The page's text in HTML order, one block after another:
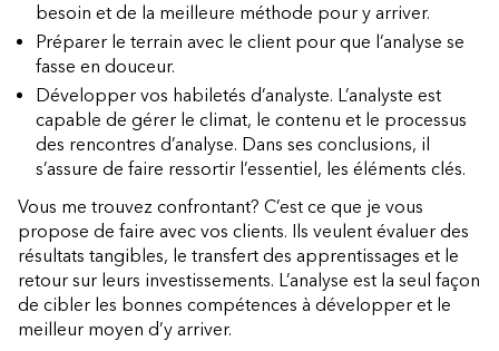
besoin et de la meilleure méthode pour y arriver.
Préparer le terrain avec le client pour que l’analyse se
fasse en douceur.
Développer vos habiletés d’analyste. L’analyste est
capable de gérer le climat, le contenu et le processus
des rencontres d’analyse. Dans ses conclusions, il
s’assure de faire ressortir l’essentiel, les éléments clés.
Vous me trouvez confrontant? C’est ce que je vous
propose de faire avec vos clients. Ils veulent évaluer des
résultats tangibles, le transfert des apprentissages et le
retour sur leurs investissements. L’analyse est la seul façon
de cibler les bonnes compétences à développer et le
meilleur moyen d’y arriver.